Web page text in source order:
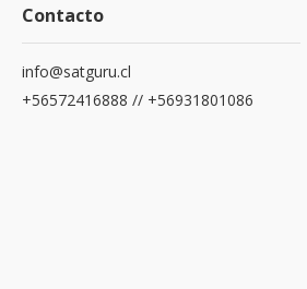
Contacto
info@satguru.cl
+56572416888 // +56931801086